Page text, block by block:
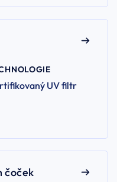
UV filtr
čoček